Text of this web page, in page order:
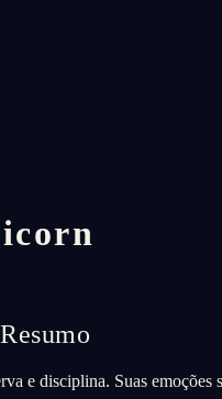
e disciplina. Suas emoções